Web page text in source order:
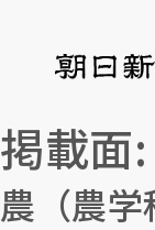
掲載面:
農（農